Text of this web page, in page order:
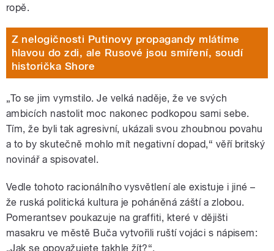
ropě.
Z nelogičnosti Putinovy propagandy mlátíme
hlavou do zdi, ale Rusové jsou smíření, soudí
historička Shore
„To se jim vymstilo. Je velká naděje, že ve svých
ambicích nastolit moc nakonec podkopou sami sebe.
Tím, že byli tak agresivní, ukázali svou zhoubnou povahu
a to by skutečně mohlo mít negativní dopad,“ věří britský
novinář a spisovatel.
Vedle tohoto racionálního vysvětlení ale existuje i jiné –
že ruská politická kultura je poháněná záští a zlobou.
Pomerantsev poukazuje na graffiti, které v dějišti
masakru ve městě Buča vytvořili ruští vojáci s nápisem:
„Jak se opovažujete takhle žít?“.